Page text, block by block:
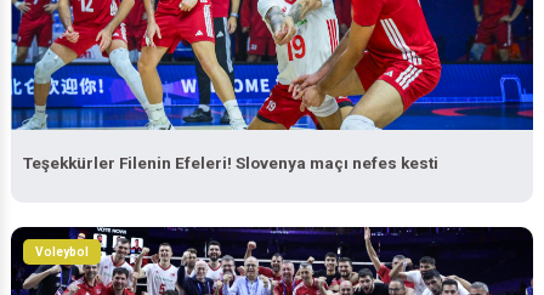
Teşekkürler Filenin Efeleri! Slovenya maçı nefes kesti
Voleybol